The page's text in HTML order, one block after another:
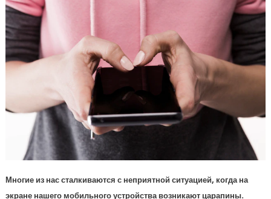
Многие из нас сталкиваются с неприятной ситуацией, когда на
экране нашего мобильного устройства возникают царапины.